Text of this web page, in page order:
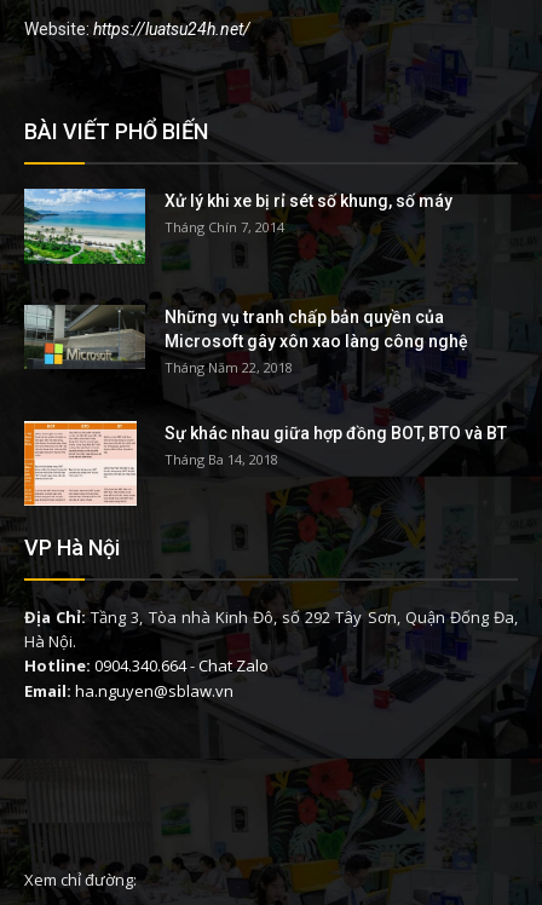
Website: https://luatsu24h.net/
BÀI VIẾT PHỔ BIẾN
Xử lý khi xe bị rỉ sét số khung, số máy
Tháng Chín 7, 2014
Những vụ tranh chấp bản quyền của
Microsoft gây xôn xao làng công nghệ
Tháng Năm 22, 2018
Sự khác nhau giữa hợp đồng BOT, BTO và BT
Tháng Ba 14, 2018
VP Hà Nội
Địa Chỉ: Tầng 3, Tòa nhà Kinh Đô, số 292 Tây Sơn, Quận Đống Đa,
Hà Nội.
Hotline: 0904.340.664-Chat Zalo
Email: ha.nguyen@sblaw.vn
Xem chỉ đường: